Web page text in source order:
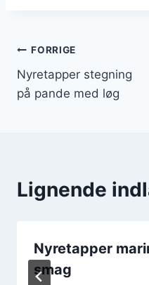
FORRIGE
Nyretapper stegning
på pande med løg
Lignende
Nyretapper
smag